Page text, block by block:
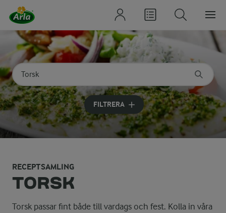
Sök på kategori eller ingrediens
Skriv in sökord för att få förslag
FILTRERA
RECEPTSAMLING
TORSK
Torsk passar fint både till vardags och fest. Kolla in våra